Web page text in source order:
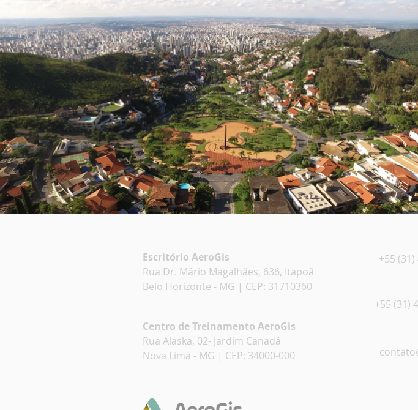
Escritório AeroGis
Rua Dr. Mário Magalhães, 636, Itapoã
Belo Horizonte - MG | CEP: 31710360
+55
+55 (31)
Centro de Treinamento AeroGis
Rua Alaska, 02- Jardim Canadá
Nova Lima - MG | CEP: 34000-000